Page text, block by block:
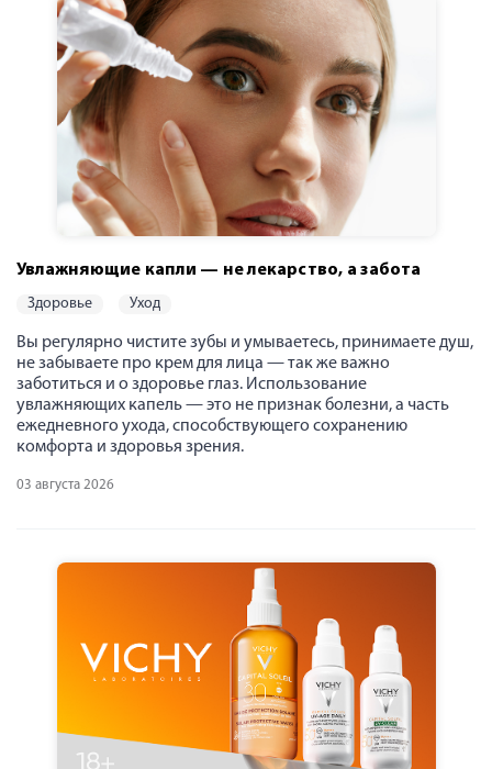
Увлажняющие капли — не лекарство, а забота
здоровье уход
Вы регулярно чистите зубы и умываетесь, принимаете душ,
не забываете про крем для лица — так же важно
заботиться и о здоровье глаз. Использование
увлажняющих капель — это не признак болезни, а часть
ежедневного ухода, способствующего сохранению
комфорта и здоровья зрения.
03 августа 2026